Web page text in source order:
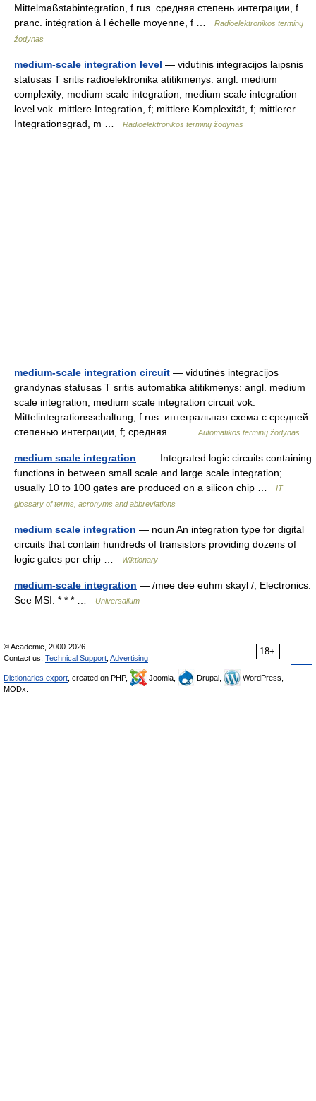
Mittelmaßstabintegration, f rus. средняя степень интеграции, f
pranc. intégration à l échelle moyenne, f …
Radioelektronikos terminų
žodynas
medium-scale integration level — vidutinis integracijos laipsnis
statusas T sritis radioelektronika atitikmenys: angl. medium
complexity; medium scale integration; medium scale integration
level vok. mittlere Integration, f; mittlere Komplexität, f; mittlerer
Integrationsgrad, m …
Radioelektronikos terminų žodynas
medium-scale integration circuit — vidutinės integracijos
grandynas statusas T sritis automatika atitikmenys: angl. medium
scale integration; medium scale integration circuit vok.
Mittelintegrationsschaltung, f rus. интегральная схема с средней
степенью интеграции, f; средняя… …
Automatikos terminų žodynas
medium scale integration — Integrated logic circuits containing
functions in between small scale and large scale integration;
usually 10 to 100 gates are produced on a silicon chip …
IT
glossary of terms, acronyms and abbreviations
medium scale integration — noun An integration type for digital
circuits that contain hundreds of transistors providing dozens of
logic gates per chip …
Wiktionary
medium-scale integration — /mee dee euhm skayl /, Electronics.
See MSI. * * * …
Universalium
18+
© Academic, 2000-2026
Contact us: Technical Support Advertising
Dictionaries export , created on PHP, Joomla, Drupal,
WordPress,
MODx.